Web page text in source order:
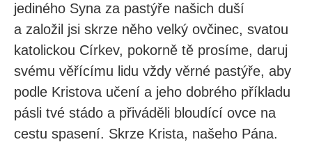
jediného Syna za pastýře našich duší
a založil jsi skrze něho velký ovčinec, svatou
katolickou Církev, pokorně tě prosíme, daruj
svému věřícímu lidu vždy věrné pastýře, aby
podle Kristova učení a jeho dobrého příkladu
pásli tvé stádo a přiváděli bloudící ovce na
cestu spasení. Skrze Krista, našeho Pána.